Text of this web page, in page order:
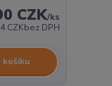
CZK/ks
CZKbez DPH
košíku